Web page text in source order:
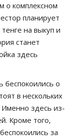
о комплексном
планирует
на выкуп и
станет
здесь
о
в нескольких
здесь из-
Кроме того,
за